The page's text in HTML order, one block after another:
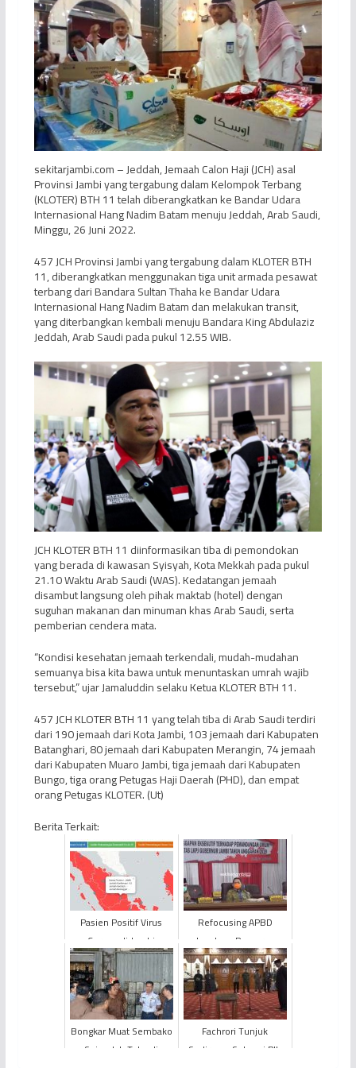
sekitarjambi.com – Jeddah, Jemaah Calon Haji (JCH) asal
Provinsi Jambi yang tergabung dalam Kelompok Terbang
(KLOTER) BTH 11 telah diberangkatkan ke Bandar Udara
Internasional Hang Nadim Batam menuju Jeddah, Arab Saudi,
Minggu, 26 Juni 2022.
457 JCH Provinsi Jambi yang tergabung dalam KLOTER BTH
11, diberangkatkan menggunakan tiga unit armada pesawat
terbang dari Bandara Sultan Thaha ke Bandar Udara
Internasional Hang Nadim Batam dan melakukan transit,
yang diterbangkan kembali menuju Bandara King Abdulaziz
Jeddah, Arab Saudi pada pukul 12.55 WIB.
JCH KLOTER BTH 11 diinformasikan tiba di pemondokan
yang berada di kawasan Syisyah, Kota Mekkah pada pukul
21.10 Waktu Arab Saudi (WAS). Kedatangan jemaah
disambut langsung oleh pihak maktab (hotel) dengan
suguhan makanan dan minuman khas Arab Saudi, serta
pemberian cendera mata.
“Kondisi kesehatan jemaah terkendali, mudah-mudahan
semuanya bisa kita bawa untuk menuntaskan umrah wajib
tersebut,” ujar Jamaluddin selaku Ketua KLOTER BTH 11.
457 JCH KLOTER BTH 11 yang telah tiba di Arab Saudi terdiri
dari 190 jemaah dari Kota Jambi, 103 jemaah dari Kabupaten
Batanghari, 80 jemaah dari Kabupaten Merangin, 74 jemaah
dari Kabupaten Muaro Jambi, tiga jemaah dari Kabupaten
Bungo, tiga orang Petugas Haji Daerah (PHD), dan empat
orang Petugas KLOTER. (Ut)
Berita Terkait:
Pasien Positif Virus
Corona di Jambi
Terkonfirmasi Jadi 43
Orang
Refocusing APBD
Lamban, Pemprov
Jambi Terancam
Kehilangan 35% DAU
Bongkar Muat Sembako
Sejumlah Toko di
Fachrori Tunjuk
Sudirman Sebagai Plh